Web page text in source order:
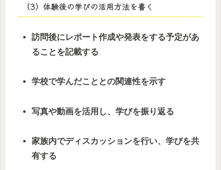
（3）体験後の学びの活用方法を書く
訪問後にレポート作成や発表をする予定があ
ることを記載する
学校で学んだこととの関連性を示す
写真や動画を活用し、学びを振り返る
家族内でディスカッションを行い、学びを共
有する